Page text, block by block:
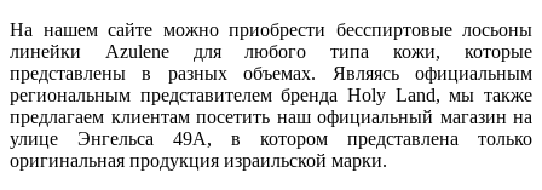
На нашем сайте можно приобрести бесспиртовые лосьоны
линейки Azulene для любого типа кожи, которые
представлены в разных объемах. Являясь официальным
региональным представителем бренда Holy Land, мы также
предлагаем клиентам посетить наш официальный магазин на
улице Энгельса 49А, в котором представлена только
оригинальная продукция израильской марки.